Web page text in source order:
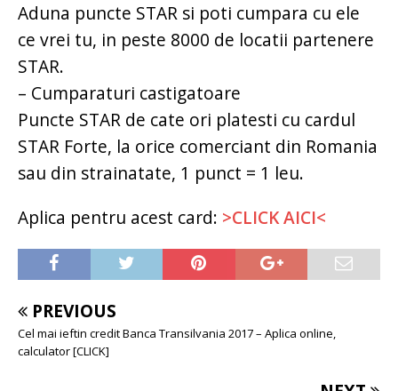
Aduna puncte STAR si poti cumpara cu ele
ce vrei tu, in peste 8000 de locatii partenere
STAR.
– Cumparaturi castigatoare
Puncte STAR de cate ori platesti cu cardul
STAR Forte, la orice comerciant din Romania
sau din strainatate, 1 punct = 1 leu.
Aplica pentru acest card: >CLICK AICI<
PREVIOUS
Cel mai ieftin credit Banca Transilvania 2017 – Aplica online,
calculator [CLICK]